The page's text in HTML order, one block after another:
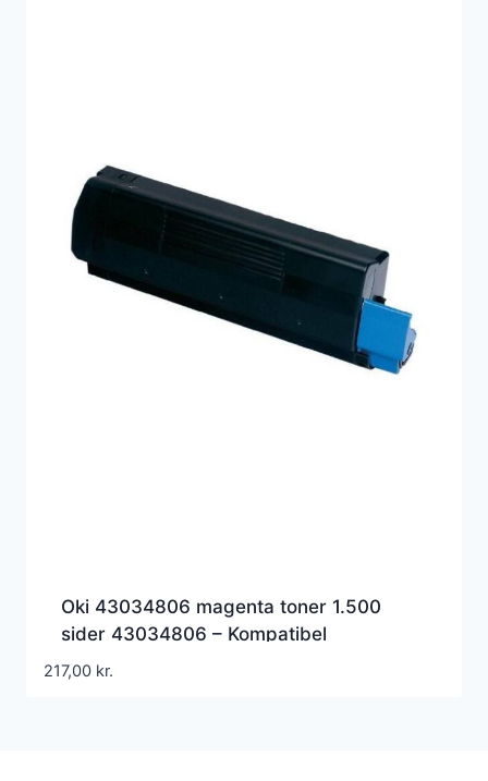
Oki 43034806 magenta toner 1.500
sider 43034806 – Kompatibel
217,00 kr.